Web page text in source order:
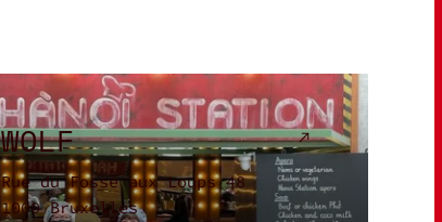
WOLF
Rue du Fossé aux Loups 48
1000 Bruxelles